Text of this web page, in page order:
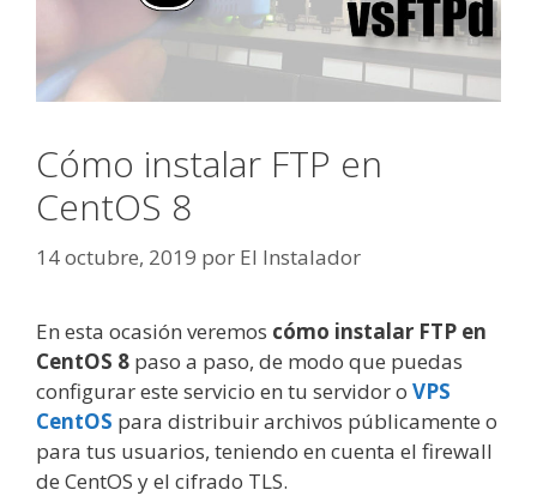
Cómo instalar FTP en
CentOS 8
14 octubre, 2019 por El Instalador
En esta ocasión veremos cómo instalar FTP en
CentOS 8 paso a paso, de modo que puedas
configurar este servicio en tu servidor o VPS
CentOS para distribuir archivos públicamente o
para tus usuarios, teniendo en cuenta el firewall
de CentOS y el cifrado TLS.